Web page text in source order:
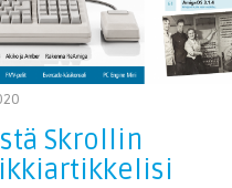
Skrollin